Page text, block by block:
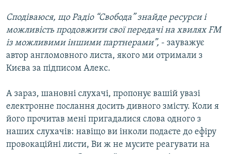
Сподіваюся, що Радіо “Свобода” знайде ресурси і
можливість продовжити свої передачі на хвилях FM
із можливими іншими партнерами”, - зауважує
автор англомовного листа, якого ми отримали з
Києва за підписом Алекс.
А зараз, шановні слухачі, пропонує вашій увазі
електронне послання досить дивного змісту. Коли я
його прочитав мені пригадалися слова одного з
наших слухачів: навіщо ви інколи подаєте до ефіру
провокаційні листи, Ви ж не мусите реагувати на